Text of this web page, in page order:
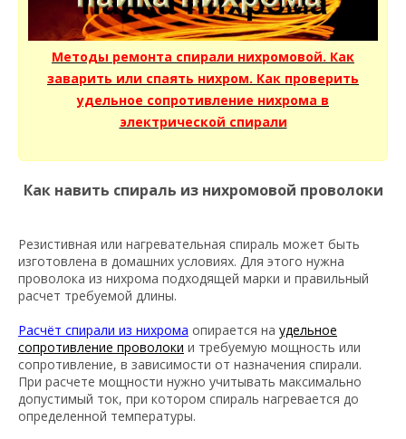
Методы ремонта спирали нихромовой. Как
заварить или спаять нихром. Как проверить
удельное сопротивление нихрома в
электрической спирали
Как навить спираль из нихромовой проволоки
Резистивная или нагревательная спираль может быть
изготовлена в домашних условиях. Для этого нужна
проволока из нихрома подходящей марки и правильный
расчет требуемой длины.
Расчёт спирали из нихрома опирается на удельное
сопротивление проволоки и требуемую мощность или
сопротивление, в зависимости от назначения спирали.
При расчете мощности нужно учитывать максимально
допустимый ток, при котором спираль нагревается до
определенной температуры.